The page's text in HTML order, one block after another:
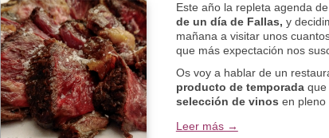
Este año la repleta agenda
de un día de Fallas, y
mañana a visitar unos
que más expectación nos
Os voy a hablar de un
producto de temporadaque
selección de vinos en pleno
Leer más →